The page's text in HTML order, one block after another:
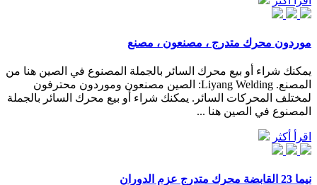
موردون محرك متدرج ، مصنعون ، مصنع
يمكنك شراء أو بيع محرك السائر بالجملة المصنوع في الصين هنا من
المصنع. Liyang Welding: الصين مصنعون وموردون محترفون
لمختلف المحركات السائر. يمكنك شراء أو بيع محرك السائر بالجملة
المصنوع في الصين هنا ...
اقرأ أكثر
نيما 23 القابضة محرك متدرج عزم الدوران